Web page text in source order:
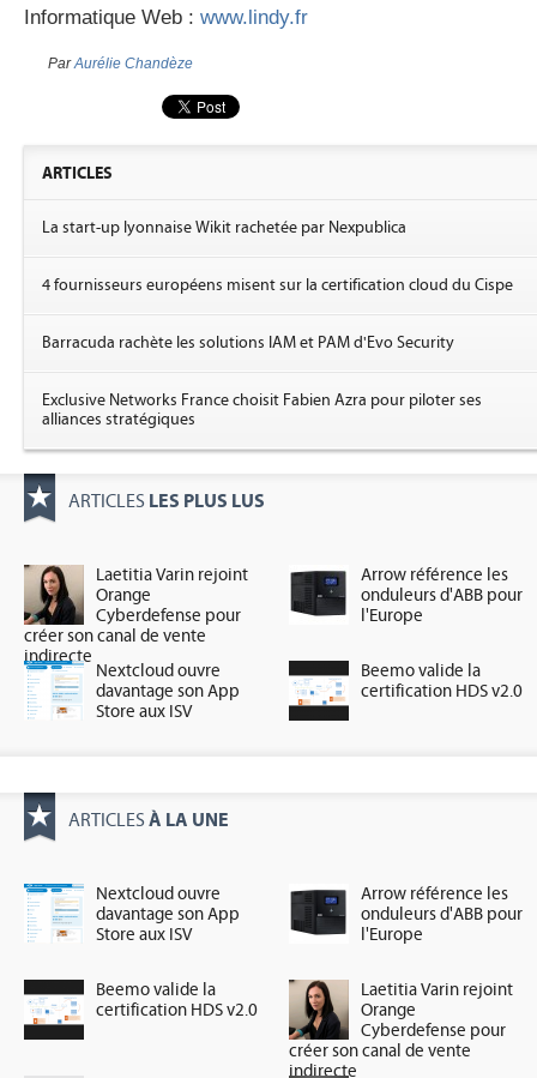
Informatique Web : www.lindy.fr
ParAurélie Chandèze
ARTICLES
La start-up lyonnaise Wikit rachetée par Nexpublica
4 fournisseurs européens misent sur la certification cloud du Cispe
Barracuda rachète les solutions IAM et PAM d'Evo Security
Exclusive Networks France choisit Fabien Azra pour piloter ses
alliances stratégiques
ARTICLES LES PLUS LUS
Laetitia Varin rejoint
Orange
Cyberdefense pour
créer son canal de vente
indirecte
Arrow référence les
onduleurs d'ABB pour
l'Europe
Nextcloud ouvre
davantage son App
Store aux ISV
Beemo valide la
certification HDS v2.0
ARTICLES À LA UNE
Nextcloud ouvre
davantage son App
Store aux ISV
Arrow référence les
onduleurs d'ABB pour
l'Europe
Beemo valide la
certification HDS v2.0
Laetitia Varin rejoint
Orange
Cyberdefense pour
créer son canal de vente
indirecte